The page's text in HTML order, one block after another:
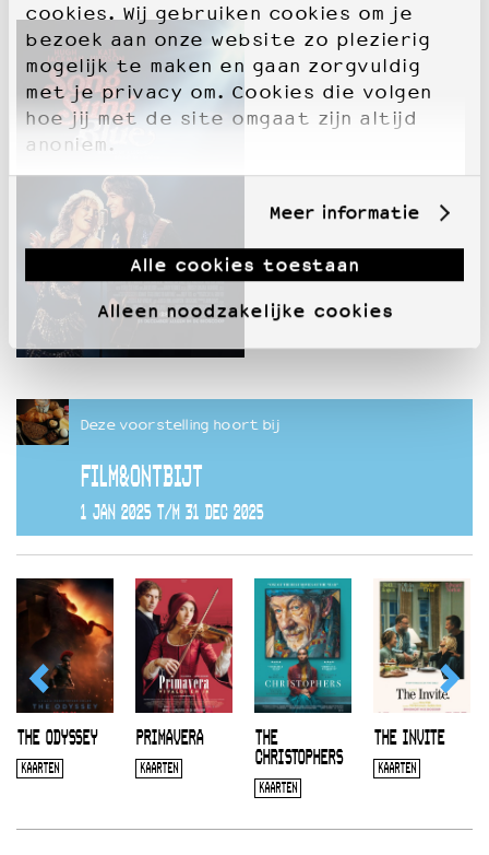
cookies. Wij gebruiken cookies om je
bezoek aan onze website zo plezierig
mogelijk te maken en gaan zorgvuldig
met je privacy om. Cookies die volgen
hoe jij met de site omgaat zijn altijd
anoniem.
Meer informatie
Alle cookies toestaan
Alleen noodzakelijke cookies
Deze voorstelling hoort bij
FILM&ONTBIJT
1 JAN 2025 T/M 31 DEC 2025
THE ODYSSEY
KAARTEN
PRIMAVERA
KAARTEN
THE
CHRISTOPHERS
KAARTEN
THE INVITE
KAARTEN